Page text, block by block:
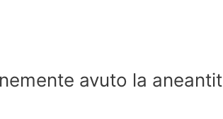
avuto la